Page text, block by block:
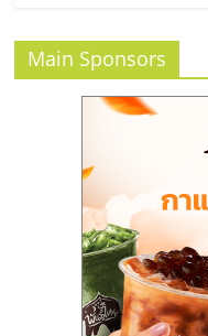
ไชส์,
ปรึกษา
แฟ
Main Sponsors